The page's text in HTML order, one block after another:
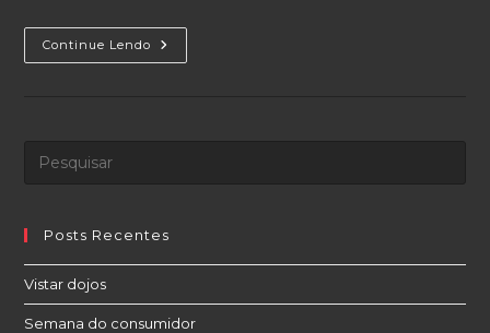
Continue Lendo Confraria
Aiki
Posts Recentes
Vistar dojos
Semana do consumidor